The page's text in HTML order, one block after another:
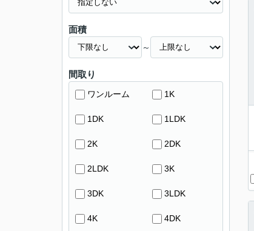
面積
～
間取り
ワンルーム 1K
1DK 1LDK
2K 2DK
2LDK 3K
3DK 3LDK
4K 4DK